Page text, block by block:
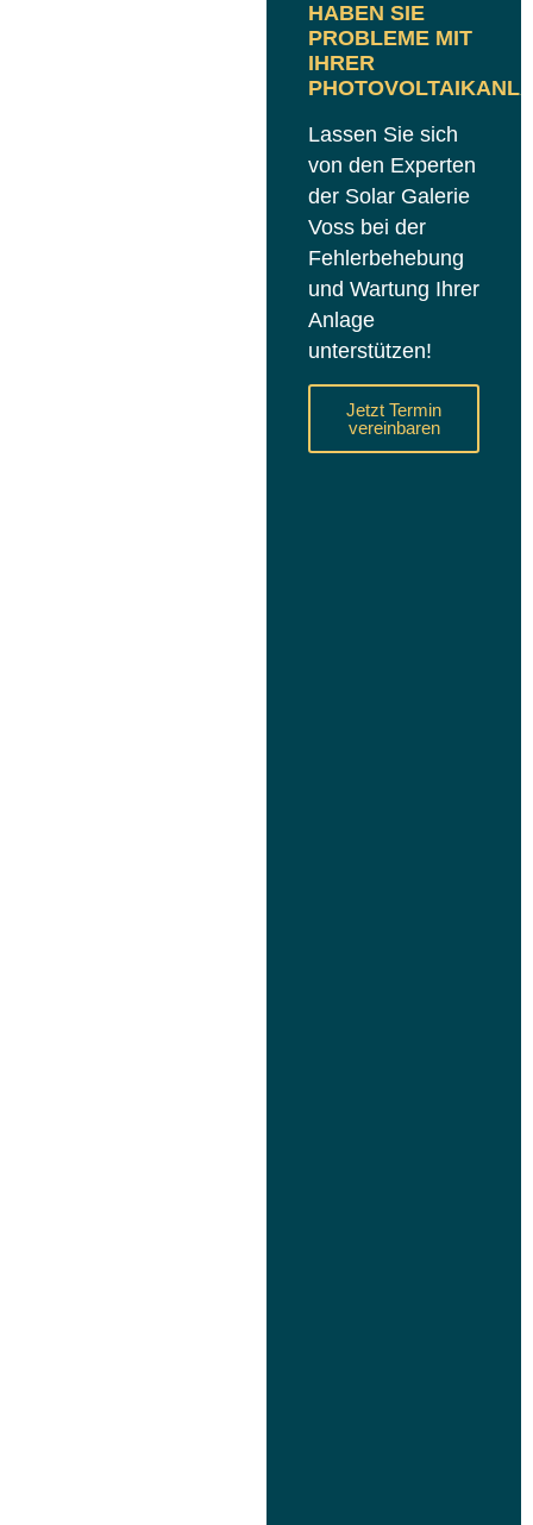
HABEN SIE
PROBLEME MIT
IHRER
Lassen Sie sich
von den Experten
der Solar Galerie
Voss bei der
Fehlerbehebung
und Wartung Ihrer
Anlage
unterstützen!
Jetzt Termin
vereinbaren